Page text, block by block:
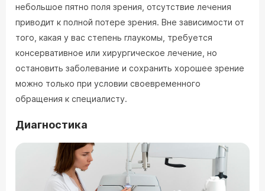
небольшое пятно поля зрения, отсутствие лечения
приводит к полной потере зрения. Вне зависимости от
того, какая у вас степень глаукомы, требуется
консервативное или хирургическое лечение, но
остановить заболевание и сохранить хорошее зрение
можно только при условии своевременного
обращения к специалисту.
Диагностика